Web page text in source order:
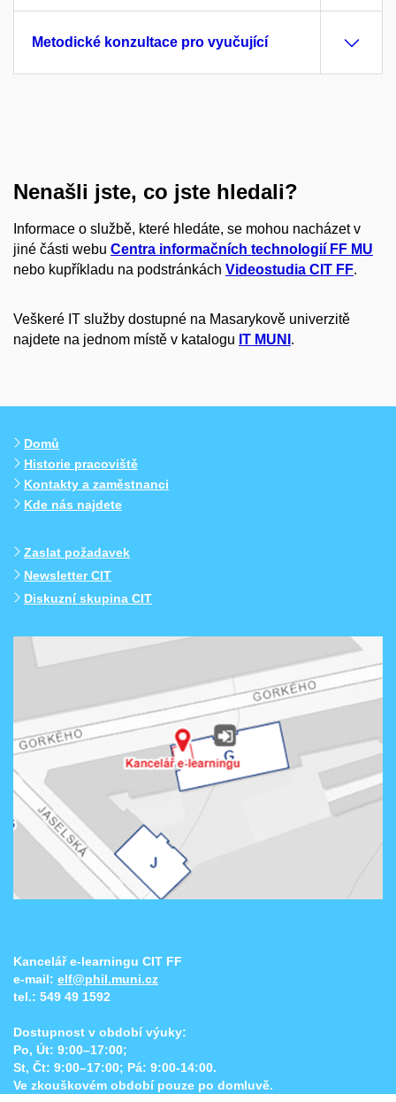
Metodické konzultace pro vyučující
Nenašli jste, co jste hledali?
Informace o službě, které hledáte, se mohou nacházet v
jiné části webu Centra informačních technologií FF MU
nebo kupříkladu na podstránkách Videostudia CIT FF.
Veškeré IT služby dostupné na Masarykově univerzitě
najdete na jednom místě v katalogu IT MUNI .
Domů
Historie pracoviště
Kontakty a zaměstnanci
Kde nás najdete
Zaslat požadavek
Newsletter CIT
Diskuzní skupina CIT
Kancelář e-learningu CIT FF
e-mail: elf@phil.muni.cz
tel.: 549 49 1592
Dostupnost v období výuky:
Po, Út: 9:00–17:00;
St, Čt: 9:00–17:00; Pá: 9:00-14:00.
Ve zkouškovém období pouze po domluvě.